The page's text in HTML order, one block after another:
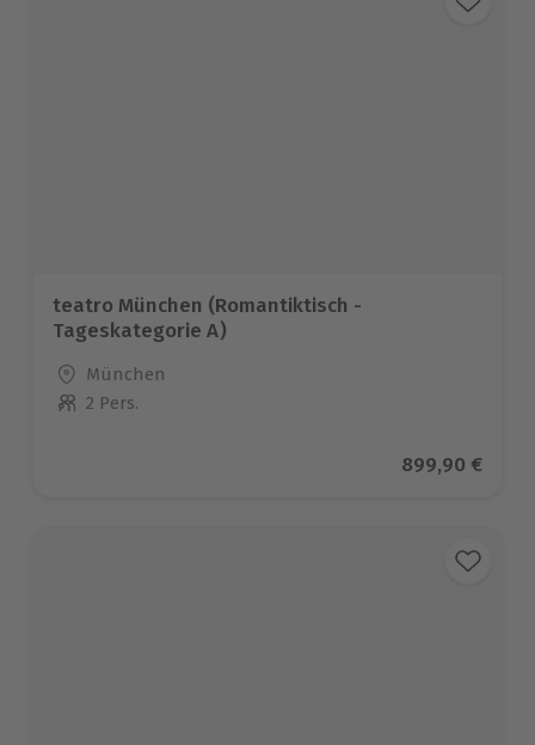
teatro München (Romantiktisch -
Tageskategorie A)
Standort
München
Anzahl der Teilnehmer
2 Pers.
Aktueller
899,90 €